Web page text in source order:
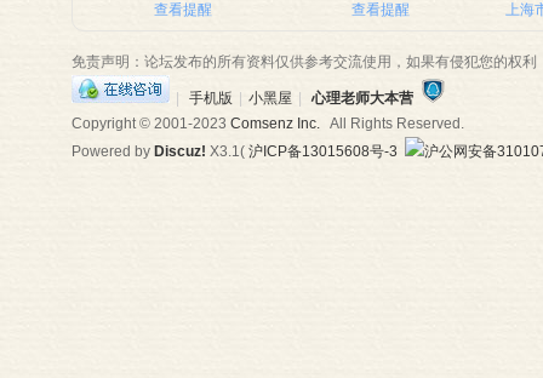
查看提醒 查看提醒 上海
免责声明：论坛发布的所有资料仅供参考交流使用，如果有侵犯您的权
手机版 小黑屋
心理老师大本营
Copyright © 2001-2023 Comsenz Inc.All Rights Reserved.
Powered by Discuz! X3.1( 沪ICP备13015608号-3 沪公网安备